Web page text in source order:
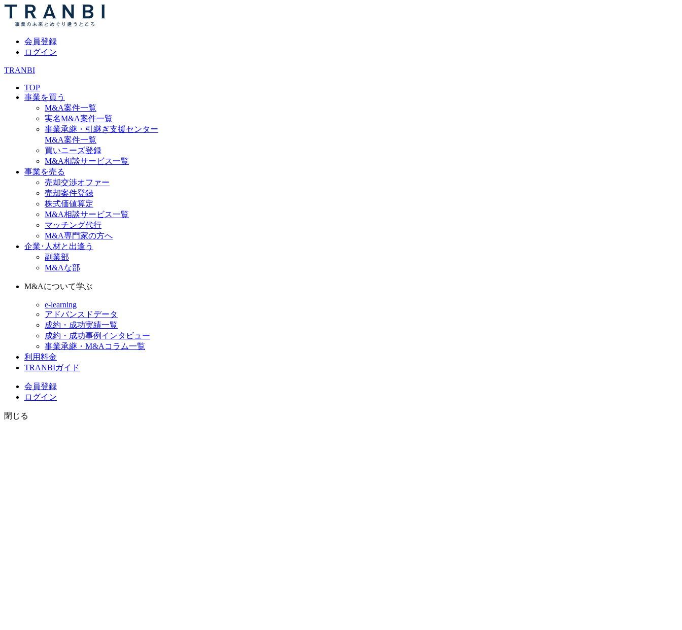
会員登録
ログイン
TRANBI
TOP
事業を買う
M&A案件一覧
実名M&A案件一覧
事業承継・引継ぎ支援センター
M&A案件一覧
買いニーズ登録
M&A相談サービス一覧
事業を売る
売却交渉オファー
売却案件登録
株式価値算定
M&A相談サービス一覧
マッチング代行
M&A専門家の方へ
企業･人材と出逢う
副業部
M&Aな部
M&Aについて学ぶ
e-learning
アドバンスドデータ
成約・成功実績一覧
成約・成功事例インタビュー
事業承継・M&Aコラム一覧
利用料金
TRANBIガイド
会員登録
ログイン
閉じる